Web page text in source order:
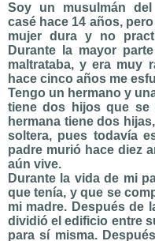
Soy un musulmán del
casé hace 14 años,
mujer dura y no
Durante la mayor
maltrataba, y era muy
hace cinco años me
Tengo un hermano y
tiene dos hijos que se
hermana tiene dos
soltera, pues todavía
padre murió hace diez
aún vive.
Durante la vida de mi
que tenía, y que se
mi madre. Después de
dividió el edificio entre
para sí misma.